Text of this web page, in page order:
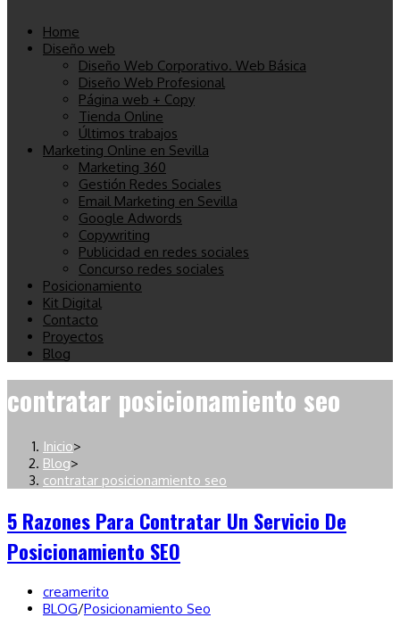
Home
Diseño web
Diseño Web Corporativo. Web Básica
Diseño Web Profesional
Página web + Copy
Tienda Online
Últimos trabajos
Marketing Online en Sevilla
Marketing 360
Gestión Redes Sociales
Email Marketing en Sevilla
Google Adwords
Copywriting
Publicidad en redes sociales
Concurso redes sociales
Posicionamiento
Kit Digital
Contacto
Proyectos
Blog
contratar posicionamiento seo
Inicio>
Blog>
contratar posicionamiento seo
5 Razones Para Contratar Un Servicio De
Posicionamiento SEO
Autor
de
creamerito
Categoría
BLOG/Posicionamiento Seo